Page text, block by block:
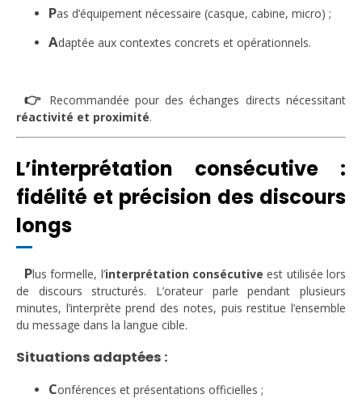
Pas d’équipement nécessaire (casque, cabine, micro) ;
Adaptée aux contextes concrets et opérationnels.
👉 Recommandée pour des échanges directs nécessitant
réactivité et proximité.
L’interprétation consécutive :
fidélité et précision des discours
longs
Plus formelle, l’interprétation consécutive est utilisée lors
de discours structurés. L’orateur parle pendant plusieurs
minutes, l’interprète prend des notes, puis restitue l’ensemble
du message dans la langue cible.
Situations adaptées :
Conférences et présentations officielles ;